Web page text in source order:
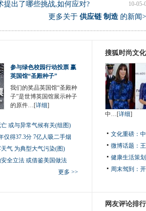
10-05-
提出了哪些挑战,如何应对?
更多关于 供应链 制造的新闻
参与绿色校园行动投票 赢
英国馆“圣殿种子”
我们的奖品英国馆“圣殿种
子”是世博英国馆展示种子
的原件…[详细]
或与异常气候有关(组图)
仅得37.3分 7亿人吸二手烟
气 为典型大气污染(图)
全立法 或借鉴美国做法
更多 >>
搜狐时尚文
中…[详细]
文化重磅：
微博话题：
健康生活策
周末驾到：
网友评论排行